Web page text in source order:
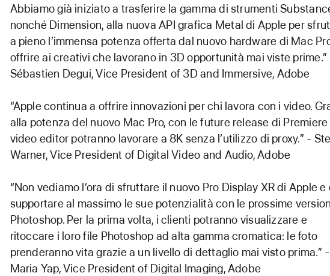
Abbiamo già iniziato a trasferire la gamma di strumenti
nonché Dimension, alla nuova API grafica Metal di Apple per
a pieno l’immensa potenza offerta dal nuovo hardware di Mac
offrire ai creativi che lavorano in 3D opportunità mai viste prime.”
Sébastien Degui, Vice President of 3D and Immersive, Adobe
“Apple continua a offrire innovazioni per chi lavora con i video.
alla potenza del nuovo Mac Pro, con le future release di Premiere
video editor potranno lavorare a 8K senza l’utilizzo di proxy.” -
Warner, Vice President of Digital Video and Audio, Adobe
“Non vediamo l’ora di sfruttare il nuovo Pro Display XR di Apple e
supportare al massimo le sue potenzialità con le prossime
Photoshop. Per la prima volta, i clienti potranno visualizzare e
ritoccare i loro file Photoshop ad alta gamma cromatica: le foto
prenderanno vita grazie a un livello di dettaglio mai visto prima.” -
Maria Yap, Vice President of Digital Imaging, Adobe